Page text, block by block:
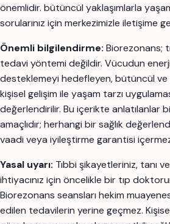
önemlidir. bütüncül yaklaşımlarla
sorularınız için merkezimizle iletişime
Önemli bilgilendirme: Biorezonans;
tedavi yöntemi değildir. Vücudun
desteklemeyi hedefleyen, bütüncül ve
kişisel gelişim ile yaşam tarzı
değerlendirilir. Bu içerikte anlatılanlar
amaçlıdır; herhangi bir sağlık
vaadi veya iyileştirme garantisi
Yasal uyarı: Tıbbi şikayetleriniz, tanı
ihtiyacınız için öncelikle bir tıp
Biorezonans seansları hekim
edilen tedavilerin yerine geçmez.